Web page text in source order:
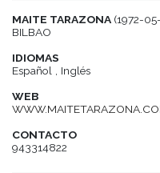
MAITE TARAZONA (1972-
BILBAO
IDIOMAS
Español , Inglés
WEB
CONTACTO
943314822